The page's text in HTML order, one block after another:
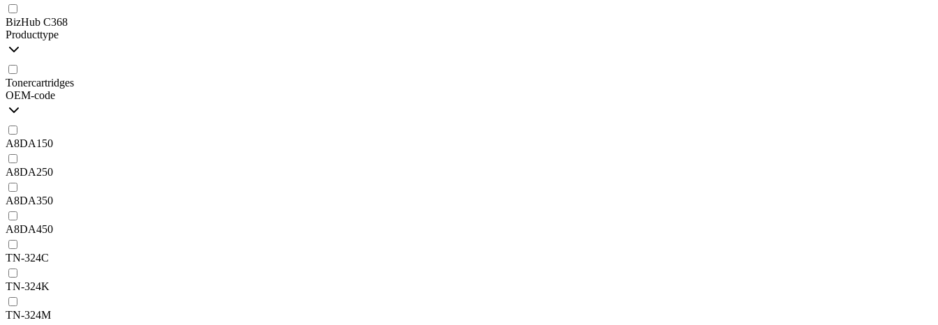
BizHub C368
Producttype
Tonercartridges
OEM-code
A8DA150
A8DA250
A8DA350
A8DA450
TN-324C
TN-324K
TN-324M